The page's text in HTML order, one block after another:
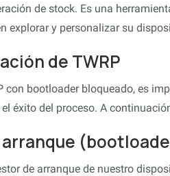
de stock. Es una
explorar y personalizar su
de TWRP
con bootloader bloqueado, es
éxito del proceso. A
arranque
de arranque de nuestro